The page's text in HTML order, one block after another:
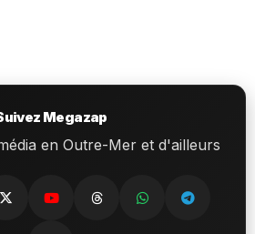
Megazap
en Outre-Mer et d'ailleurs